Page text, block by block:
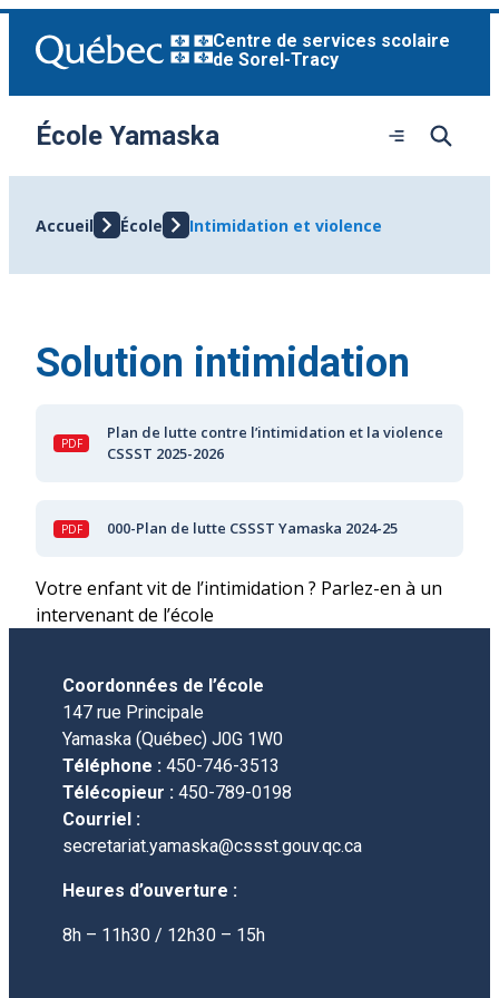
Aller
contenu
Centre de services scolaire
de Sorel-Tracy
École Yamaska
Ouvrir
Accueil École Intimidation et violence
Solution intimidation
Plan de lutte contre l’intimidation et la violence
CSSST 2025-2026
000-Plan de lutte CSSST Yamaska 2024-25
Votre enfant vit de l’intimidation ? Parlez-en à un
intervenant de l’école
Coordonnées de l’école
147 rue Principale
Yamaska (Québec) J0G 1W0
Téléphone : 450-746-3513
Télécopieur : 450-789-0198
Courriel :
secretariat.yamaska@cssst.gouv.qc.ca
Heures d’ouverture :
8h – 11h30 / 12h30 – 15h